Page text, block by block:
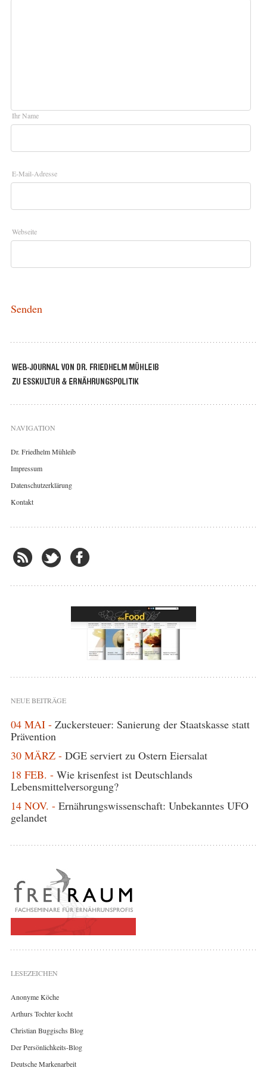
Ihr Name
E-Mail-Adresse
Webseite
NAVIGATION
Dr. Friedhelm Mühleib
Impressum
Datenschutzerklärung
Kontakt
NEUE BEITRÄGE
04 MAI - Zuckersteuer: Sanierung der Staatskasse statt
Prävention
30 MÄRZ - DGE serviert zu Ostern Eiersalat
18 FEB. - Wie krisenfest ist Deutschlands
Lebensmittelversorgung?
14 NOV. - Ernährungswissenschaft: Unbekanntes UFO
gelandet
LESEZEICHEN
Anonyme Köche
Arthurs Tochter kocht
Christian Buggischs Blog
Der Persönlichkeits-Blog
Deutsche Markenarbeit